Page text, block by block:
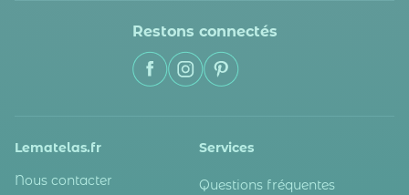
Restons connectés
Lematelas.fr
Nous contacter
Services
Questions fréquentes